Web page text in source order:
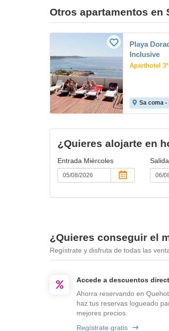
Otros apartamentos en
Playa
Inclusive
Aparthotel 3*
Sa coma -
¿Quieres alojarte en
Entrada Miércoles Salida
¿Quieres conseguir el
Regístrate y disfruta de todas las
Accede a descuentos
Ahorra reservando en
haz tus reservas logueado
mejores precios.
Regístrate gratis